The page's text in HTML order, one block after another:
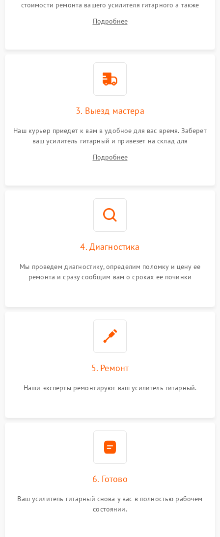
стоимости ремонта вашего усилителя гитарного а также
Подробнее
3. Выезд мастера
Наш курьер приедет к вам в удобное для вас время. Заберет
ваш усилитель гитарный и привезет на склад для
Подробнее
4. Диагностика
Мы проведем диагностику, определим поломку и цену ее
ремонта и сразу сообщим вам о сроках ее починки
5. Ремонт
Наши эксперты ремонтируют ваш усилитель гитарный.
6. Готово
Ваш усилитель гитарный снова у вас в полностью рабочем
состоянии.